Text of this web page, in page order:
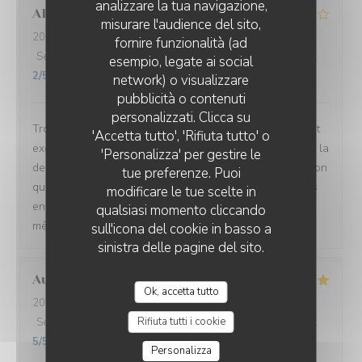
analizzare la tua navigazione,
misurare l'audience del sito,
fornire funzionalità (ad
esempio, legate ai social
network) o visualizzare
pubblicità o contenuti
personalizzati. Clicca su
'Accetta tutto', 'Rifiuta tutto' o
'Personalizza' per gestire le
tue preferenze. Puoi
modificare le tue scelte in
qualsiasi momento cliccando
sull'icona del cookie in basso a
sinistra delle pagine del sito.
Ok, accetta tutto
Rifiuta tutti i cookie
Personalizza
Alexis
2024-09-12
- 21:00 - Ospiti 8
Servizio
Atmosfera: /5 Cucina: 3/5 Qualità / Prezzo
2/5
Troisième fois que je viens dans ce restaurant. Tout était
exceptionel la première fois mais c'était pas le cas pour la
deuxième et ce troisème fois. Désolé mais j'ai l'impression
que l'équipe cuisine a changé car les plats sont de plus
en plus mois laboureux et le goût moins bon. Quand
même il y a encore quelque produits de Qualité.
Aurélie
2024-09-11
- 12:30 - Ospiti 5
Servizio
Atmosfera:5/5 Cucina:5/5
5/5
PETIT NUAGE